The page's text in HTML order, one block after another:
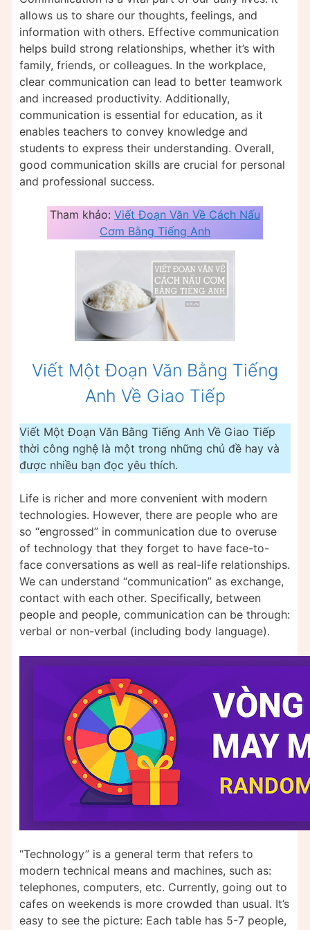
allows us to share our thoughts, feelings, and
information with others. Effective communication
helps build strong relationships, whether it’s with
family, friends, or colleagues. In the workplace,
clear communication can lead to better teamwork
and increased productivity. Additionally,
communication is essential for education, as it
enables teachers to convey knowledge and
students to express their understanding. Overall,
good communication skills are crucial for personal
and professional success.
Tham khảo: Viết Đoạn Văn Về Cách Nấu
Cơm Bằng Tiếng Anh
Viết Một Đoạn Văn Bằng Tiếng
Anh Về Giao Tiếp
Viết Một Đoạn Văn Bằng Tiếng Anh Về Giao Tiếp
thời công nghệ là một trong những chủ đề hay và
được nhiều bạn đọc yêu thích.
Life is richer and more convenient with modern
technologies. However, there are people who are
so “engrossed” in communication due to overuse
of technology that they forget to have face-to-
face conversations as well as real-life relationships.
We can understand “communication” as exchange,
contact with each other. Specifically, between
people and people, communication can be through:
verbal or non-verbal (including body language).
“Technology” is a general term that refers to
modern technical means and machines, such as:
telephones, computers, etc. Currently, going out to
cafes on weekends is more crowded than usual. It’s
easy to see the picture: Each table has 5-7 people,